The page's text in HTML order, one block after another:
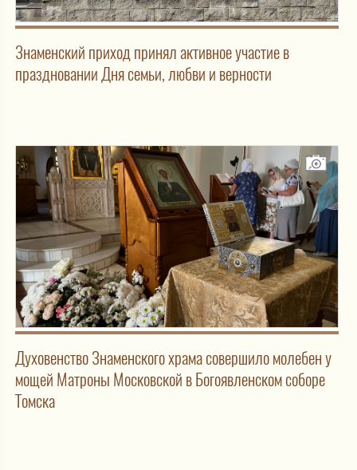
Знаменский приход принял активное участие в
праздновании Дня семьи, любви и верности
Духовенство Знаменского храма совершило молебен у
мощей Матроны Московской в Богоявленском соборе
Томска